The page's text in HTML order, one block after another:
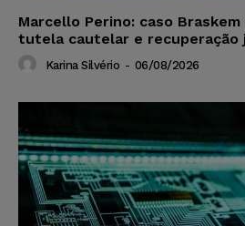
Marcello Perino: caso
tutela cautelar e recuperação
Karina Silvério - 06/08/2026